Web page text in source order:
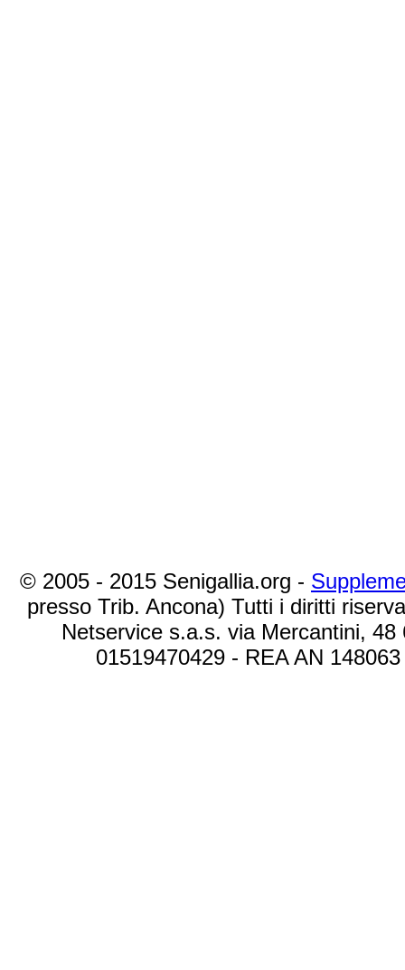
© 2005 - 2015 Senigallia.org -
presso Trib. Ancona) Tutti i diritti
Netservice s.a.s. via Mercantini,
01519470429 - REA AN